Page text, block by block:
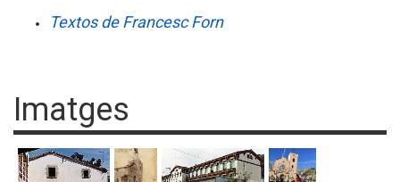
Textos de Francesc Forn
Imatges